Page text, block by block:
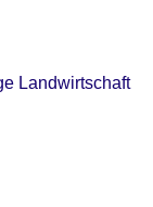
Landwirtschaft